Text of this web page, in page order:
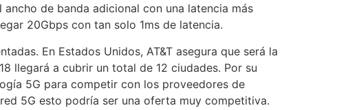
de banda adicional con una latencia más
20Gbps con tan solo 1ms de latencia.
En Estados Unidos, AT&T asegura que será la
llegará a cubrir un total de 12 ciudades. Por su
5G para competir con los proveedores de
5G esto podría ser una oferta muy competitiva.